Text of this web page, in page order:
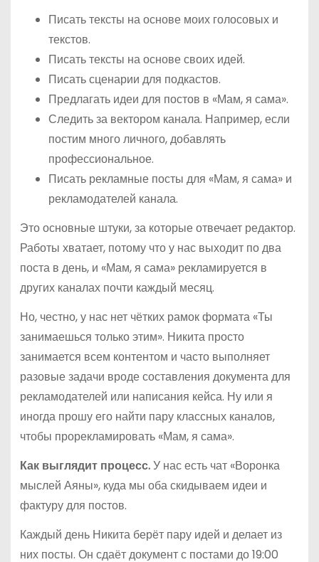
Писать тексты на основе моих голосовых и
текстов.
Писать тексты на основе своих идей.
Писать сценарии для подкастов.
Предлагать идеи для постов в «Мам, я сама».
Следить за вектором канала. Например, если
постим много личного, добавлять
профессиональное.
Писать рекламные посты для «Мам, я сама» и
рекламодателей канала.
Это основные штуки, за которые отвечает редактор.
Работы хватает, потому что у нас выходит по два
поста в день, и «Мам, я сама» рекламируется в
других каналах почти каждый месяц.
Но, честно, у нас нет чётких рамок формата «Ты
занимаешься только этим». Никита просто
занимается всем контентом и часто выполняет
разовые задачи вроде составления документа для
рекламодателей или написания кейса. Ну или я
иногда прошу его найти пару классных каналов,
чтобы прорекламировать «Мам, я сама».
Как выглядит процесс.У нас есть чат «Воронка
мыслей Аяны», куда мы оба скидываем идеи и
фактуру для постов.
Каждый день Никита берёт пару идей и делает из
них посты. Он сдаёт документ с постами до 19:00